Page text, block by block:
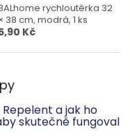
rychloutěrka 32
38 cm, modrá, 1 ks
Kč
Repelent a jak ho
skutečně fungoval